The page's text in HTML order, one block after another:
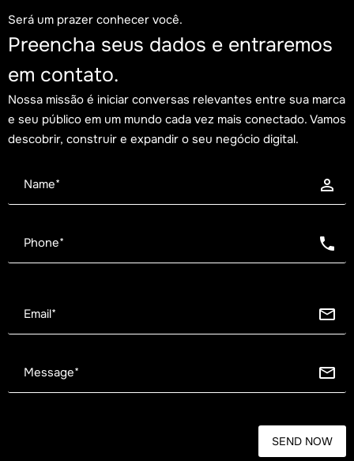
A era do High Individual Contributor: por que o
impacto individual pesa mais que o organograma
Será um prazer conhecer você.
Preencha seus dados e entraremos
em contato.
Nossa missão é iniciar conversas relevantes entre sua marca
e seu público em um mundo cada vez mais conectado. Vamos
descobrir, construir e expandir o seu negócio digital.